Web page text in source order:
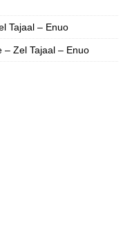
Tajaal – Enuo
– Zel Tajaal – Enuo